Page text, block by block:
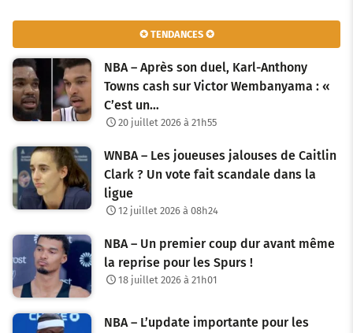
✪ TENDANCES ✪
NBA – Après son duel, Karl-Anthony
Towns cash sur Victor Wembanyama : «
C’est un…
20 juillet 2026 à 21h55
WNBA – Les joueuses jalouses de Caitlin
Clark ? Un vote fait scandale dans la
ligue
12 juillet 2026 à 08h24
NBA – Un premier coup dur avant même
la reprise pour les Spurs !
18 juillet 2026 à 21h01
NBA – L’update importante pour les